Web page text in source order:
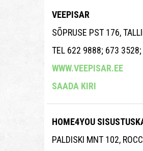
VEEPISAR
SÕPRUSE PST 176,
TEL 622 9888; 673
WWW.VEEPISAR.EE
SAADA KIRI
HOME4YOU
PALDISKI MNT 102,